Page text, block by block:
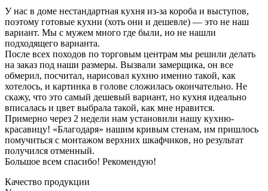
У нас в доме нестандартная кухня из-за короба и выступов,
поэтому готовые кухни (хоть они и дешевле) — это не наш
вариант. Мы с мужем много где были, но не нашли
подходящего варианта.
После всех походов по торговым центрам мы решили делать
на заказ под наши размеры. Вызвали замерщика, он все
обмерил, посчитал, нарисовал кухню именно такой, как
хотелось, и картинка в голове сложилась окончательно. Не
скажу, что это самый дешевый вариант, но кухня идеально
вписалась и цвет выбрала такой, как мне нравится.
Примерно через 2 недели нам установили нашу кухню-
красавицу! «Благодаря» нашим кривым стенам, им пришлось
помучиться с монтажом верхних шкафчиков, но результат
получился отменный.
Большое всем спасибо! Рекомендую!
Качество продукции